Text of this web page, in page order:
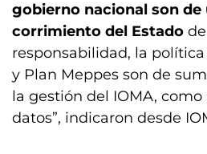
gobierno nacional son de
corrimiento del Estado
responsabilidad, la
y Plan Meppes son de
la gestión del IOMA,
datos”, indicaron desde